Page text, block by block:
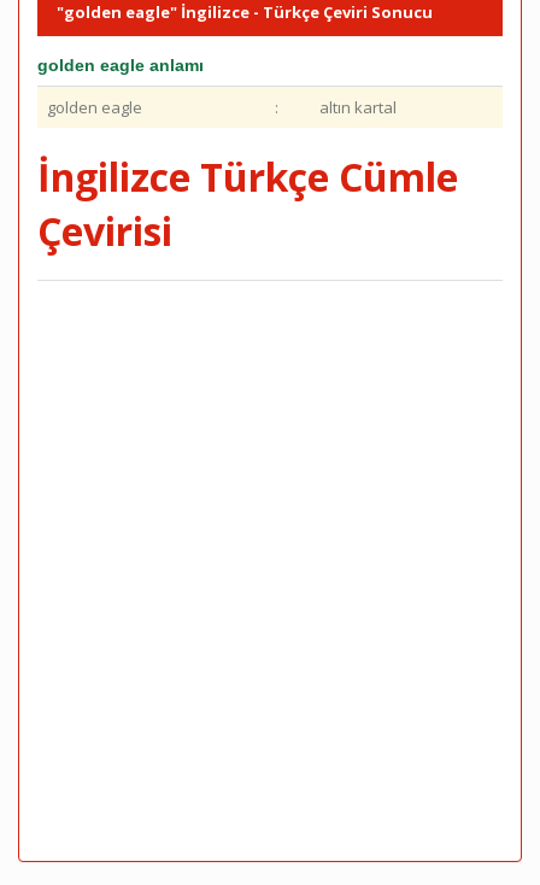
"golden eagle" İngilizce - Türkçe Çeviri Sonucu
golden eagle anlamı
golden eagle : altın kartal
İngilizce Türkçe Cümle
Çevirisi